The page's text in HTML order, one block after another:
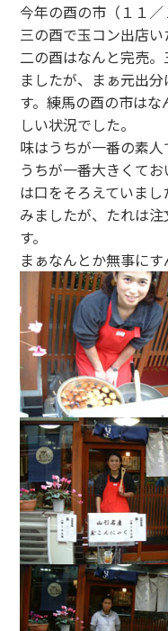
今年の酉の市（１１
三の酉で玉コン出店い
二の酉はなんと完売
ましたが、まぁ元出
す。練馬の酉の市は
しい状況でした。
味はうちが一番の素
うちが一番大きくて
は口をそろえていま
みましたが、たれは
す。
まぁなんとか無事にす